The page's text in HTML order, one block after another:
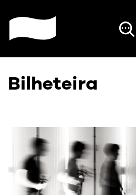
Bilheteira